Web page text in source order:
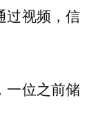
过视频，信
一位之前储